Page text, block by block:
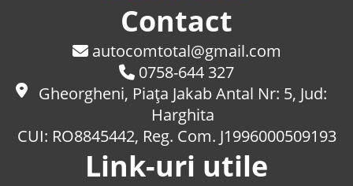
Contact
autocomtotal@gmail.com
0758-644 327
Gheorgheni, Piaţa Jakab Antal Nr: 5, Jud:
Harghita
CUI: RO8845442, Reg. Com. J1996000509193
Link-uri utile